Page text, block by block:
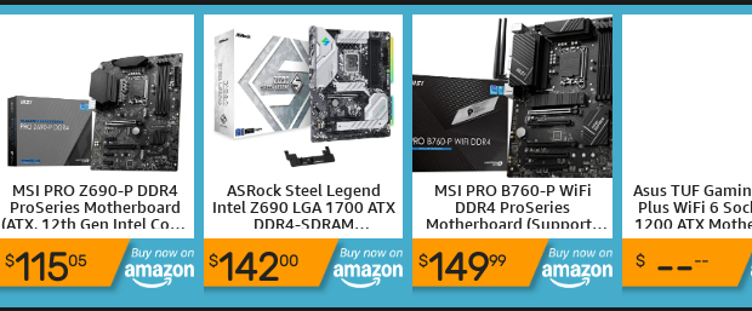
MSI PRO Z690-P DDR4
ProSeries Motherboard
(ATX, 12th Gen Intel Core,
LGA 1700 Socket, DDR4,
PCIe 4, CFX, M.2 Slots)
$11505
ASRock Steel Legend
Intel Z690 LGA 1700 ATX
DDR4-SDRAM
Motherboard
$14200
MSI PRO B760-P WiFi
DDR4 ProSeries
Motherboard (Supports
12th/13th/14th Gen Intel
Processors, LGA 1700,
DDR4, PCIe 4.0, M.2,
2.5Gbps LAN, USB 3.2
$14999
Asus TUF
Plus WiFi 6
1200 ATX
Intel 11th/
Processors, 4
128GB DDR4,
Stage, USB 3.2,
$----